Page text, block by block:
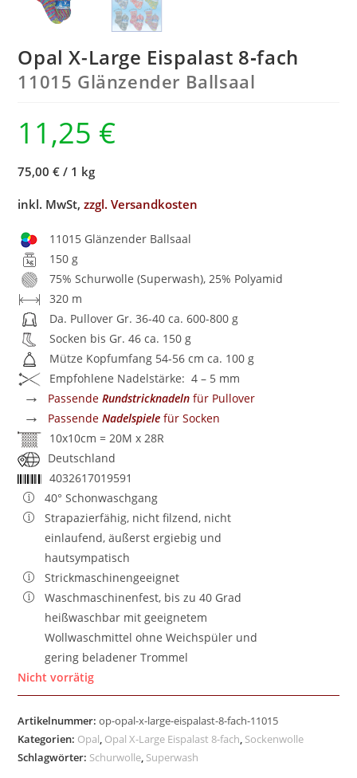
Opal X-Large Eispalast 8‑fach
11015 Glänzender Ballsaal
11,25 €
75,00 € / 1 kg
inkl. MwSt,zzgl. Versandkosten
11015 Glänzender Ballsaal
150 g
75% Schurwolle (Superwash), 25% Polyamid
320 m
Da. Pullover Gr. 36-40 ca. 600-800 g
Socken bis Gr. 46 ca. 150 g
Mütze Kopfumfang 54-56 cm ca. 100 g
Empfohlene Nadelstärke: 4 – 5 mm
→ PassendeRundstricknadeln für Pullover
→ PassendeNadelspiele für Socken
10x10cm = 20M x 28R
Deutschland
4032617019591
40° Schonwaschgang
Strapazierfähig, nicht filzend, nicht
einlaufend, äußerst ergiebig und
hautsympatisch
Strickmaschinengeeignet
Waschmaschinenfest, bis zu 40 Grad
heißwaschbar mit geeignetem
Wollwaschmittel ohne Weichspüler und
gering beladener Trommel
Nicht vorrätig
Artikelnummer:op-opal-x-large-eispalast-8-fach-11015
Kategorien: Opal, Opal X-Large Eispalast 8-fach, Sockenwolle
Schlagwörter: Schurwolle, Superwash